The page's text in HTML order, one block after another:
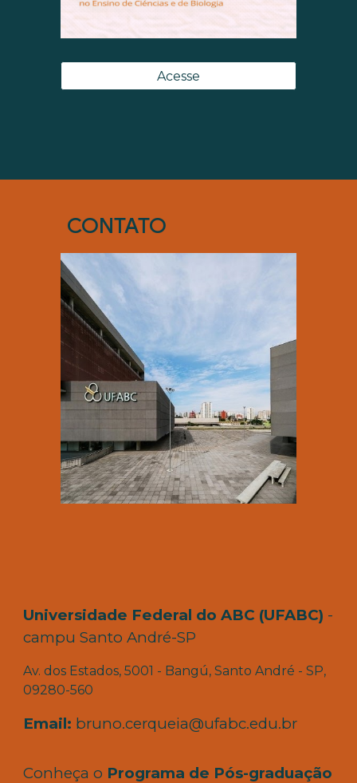
Acesse
CONTATO
Universidade Federal do ABC (UFABC) -
campu Santo André-SP
Av. dos Estados, 5001 - Bangú, Santo André - SP,
09280-560
Email: bruno.cerqueia@ufabc.edu.br
Conheça o Programa de Pós-graduação